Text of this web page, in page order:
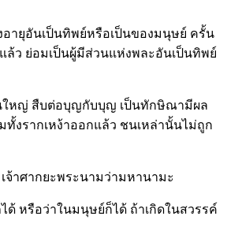
ายุอันเป็นทิพย์หรือเป็นของมนุษย์ ครั้น
ว ย่อมเป็นผู้มีส่วนแห่งพละอันเป็นทิพย์
ใหญ่ สืบต่อบุญกับบุญ เป็นทักษิณามีผล
งรากเหง้าออกแล้ว ชนเหล่านั้นไม่ถูก
จ้าศากยะพระนามว่ามหานามะ
หรือว่าในมนุษย์ก็ได้ ถ้าเกิดในสวรรค์